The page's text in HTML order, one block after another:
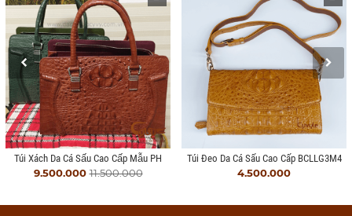
Túi Xách Da Cá Sấu Cao Cấp Mẫu PH
9.500.00011.500.000
Túi Đeo Da Cá Sấu Cao Cấp BCLLG3M4
4.500.000